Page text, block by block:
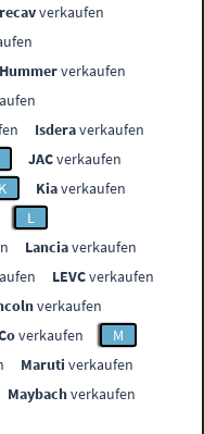
verkaufen
Hummerverkaufen
Isderaverkaufen
JACverkaufen
K Kiaverkaufen
L
Lanciaverkaufen
LEVCverkaufen
verkaufen
verkaufen
M
Maruti verkaufen
Maybachverkaufen